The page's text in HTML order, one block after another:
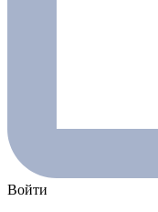
Войти